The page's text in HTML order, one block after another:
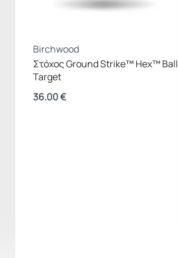
Birchwood
Στόχος Ground Strike™ Hex™ Ball
Target
36.00€